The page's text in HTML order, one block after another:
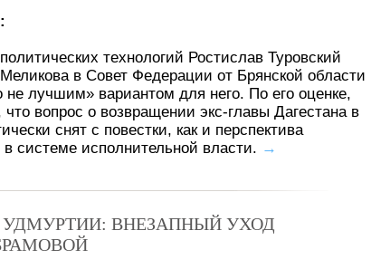
технологий Ростислав Туровский
в Совет Федерации от Брянской области
лучшим» вариантом для него. По его оценке,
вопрос о возвращении экс-главы Дагестана в
снят с повестки, как и перспектива
системе исполнительной власти. →
ВНЕЗАПНЫЙ УХОД